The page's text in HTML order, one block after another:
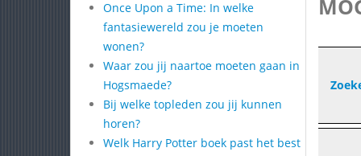
Once Upon a Time: In welke
fantasiewereld zou je moeten
wonen?
Waar zou jij naartoe moeten gaan in
Hogsmaede?
Bij welke topleden zou jij kunnen
horen?
Welk Harry Potter boek past het best